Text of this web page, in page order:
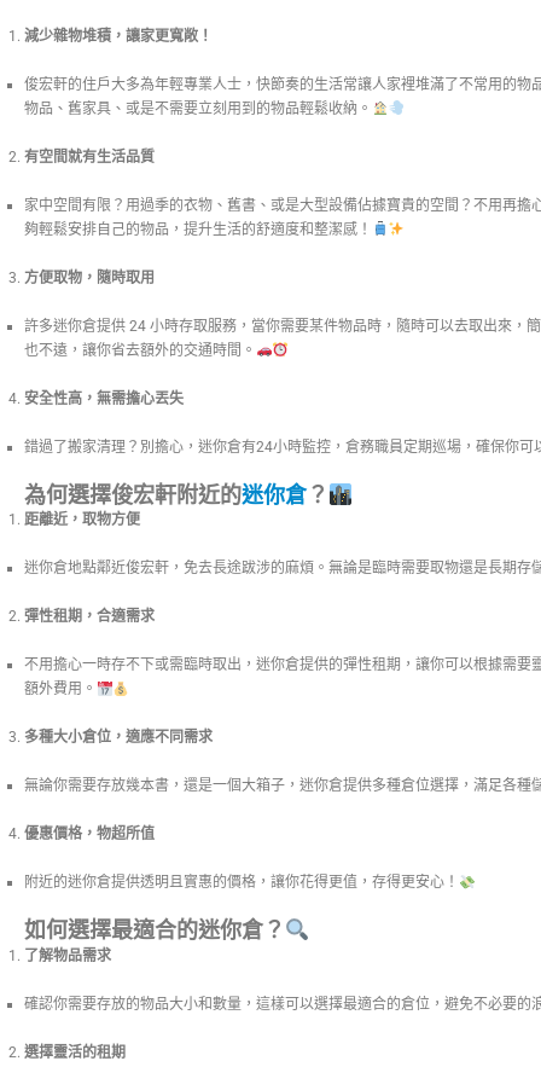
減少雜物堆積，讓家更寬敞！
俊宏軒的住戶大多為年輕專業人士，快節奏的生活常讓人家裡堆滿了不常用的物
物品、舊家具、或是不需要立刻用到的物品輕鬆收納。
有空間就有生活品質
家中空間有限？用過季的衣物、舊書、或是大型設備佔據寶貴的空間？不用再擔
夠輕鬆安排自己的物品，提升生活的舒適度和整潔感！
方便取物，隨時取用
許多迷你倉提供 24 小時存取服務，當你需要某件物品時，隨時可以去取出來，
也不遠，讓你省去額外的交通時間。
安全性高，無需擔心丟失
錯過了搬家清理？別擔心，迷你倉有24小時監控，倉務職員定期巡場，確保你可
為何選擇俊宏軒附近的迷你倉？
距離近，取物方便
迷你倉地點鄰近俊宏軒，免去長途跋涉的麻煩。無論是臨時需要取物還是長期存
彈性租期，合適需求
不用擔心一時存不下或需臨時取出，迷你倉提供的彈性租期，讓你可以根據需要
額外費用。
多種大小倉位，適應不同需求
無論你需要存放幾本書，還是一個大箱子，迷你倉提供多種倉位選擇，滿足各種
優惠價格，物超所值
附近的迷你倉提供透明且實惠的價格，讓你花得更值，存得更安心！
如何選擇最適合的迷你倉？
了解物品需求
確認你需要存放的物品大小和數量，這樣可以選擇最適合的倉位，避免不必要的
選擇靈活的租期